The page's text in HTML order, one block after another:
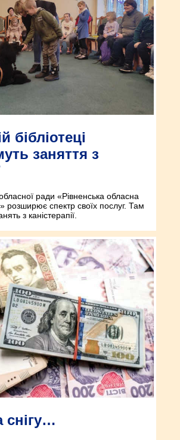
бібліотеці
заняття з
ради «Рівненська обласна
розширює спектр своїх послуг. Там
з каністерапії.
снігу…